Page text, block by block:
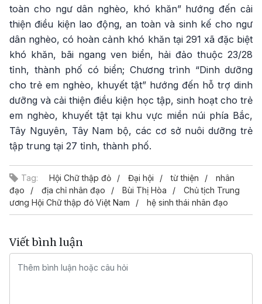
toàn cho ngư dân nghèo, khó khăn” hướng đến cải
thiện điều kiện lao động, an toàn và sinh kế cho ngư
dân nghèo, có hoàn cảnh khó khăn tại 291 xã đặc biệt
khó khăn, bãi ngang ven biển, hải đảo thuộc 23/28
tỉnh, thành phố có biển; Chương trình “Dinh dưỡng
cho trẻ em nghèo, khuyết tật” hướng đến hỗ trợ dinh
dưỡng và cải thiện điều kiện học tập, sinh hoạt cho trẻ
em nghèo, khuyết tật tại khu vực miền núi phía Bắc,
Tây Nguyên, Tây Nam bộ, các cơ sở nuôi dưỡng trẻ
tập trung tại 27 tỉnh, thành phố.
Tag: Hội Chữ thập đỏ Đại hội từ thiện
nhân
đạo
địa chỉ nhân đạo Bùi Thị Hòa
Chủ tịch Trung
ương Hội Chữ thập đỏ Việt Nam
hệ sinh thái nhân đạo
Viết bình luận